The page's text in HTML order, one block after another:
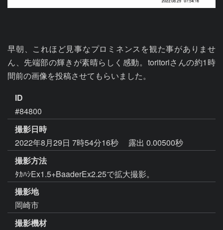
早朝、これほど見事なプロミネンスを観た事がありませ
ん、先端部の輝きが素晴らしく感動。toritoriさんの約1時
間前の画像を投稿させてもらいました。
ID
#84800
撮影日時
2022年8月29日 7時54分16秒
露出 0.00500秒
撮影方法
ﾀｶﾊｼEx1.5+BaaderEx2.25で拡大撮影。
撮影地
岡崎市
撮影機材